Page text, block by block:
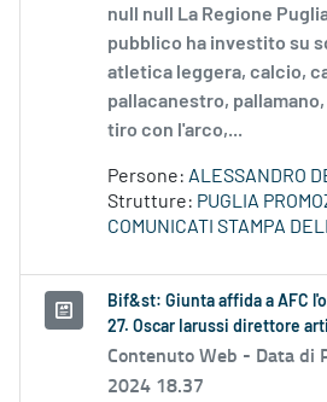
null null La Regione
pubblico ha investito su
atletica leggera, calcio,
pallacanestro,
tiro con l'arco,...
Persone: ALESSANDRO
Strutture: PUGLIA
COMUNICATI STAMPA
Bif&st: Giunta affida a AFC
27. Oscar Iarussi direttore
Contenuto Web - Data di
2024 18.37